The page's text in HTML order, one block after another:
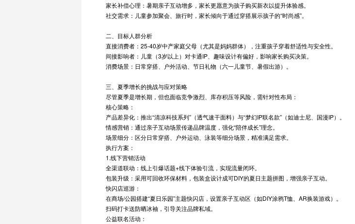
家长补偿心理：暑期亲子互动增多，家长更愿意为孩子购买新衣以提升体验感。
社交需求：儿童参加聚会、旅行时，家长倾向于通过穿搭展示孩子的“时尚感”。
二、目标人群分析
直接消费者：25-40岁中产家庭父母（尤其是妈妈群体），注重孩子穿着舒适性与安全性。
间接影响者：儿童（3岁以上）对卡通IP、趣味设计有偏好，影响家长购买决策。
消费场景：日常穿搭、户外活动、节日礼物（六一儿童节、暑假出游）。
三、夏季增长的挑战与应对策略
尽管夏季是增长期，但也面临竞争激烈、库存积压等风险，需针对性布局：
核心策略：
产品差异化：推出“清凉科技系列”（透气速干面料）与“梦幻IP联名款”（如迪士尼、国漫IP）。
情感营销：通过亲子互动场景传递品牌温度，强化“陪伴成长”理念。
场景细分：区分日常穿搭、户外运动、泳装等细分场景，精准满足需求。
执行方案：
1.线下营销活动
全渠道联动：线上引爆话题+线下体验引流，实现流量闭环。
包装升级：采用可回收环保材料，包装盒设计成可DIY的夏日主题拼图，增强亲子互动。
快闪店巡游：
在商场/公园搭建“夏日乐园”主题快闪店，设置亲子互动区（如DIY涂鸦T恤、AR换装游戏）。
扫码打卡送防晒冰袖，引导关注品牌私域。
公益联名活动：